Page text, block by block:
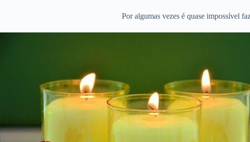
Por algumas vezes é quase impossível